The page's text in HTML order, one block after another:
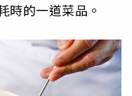
時的一道菜品。